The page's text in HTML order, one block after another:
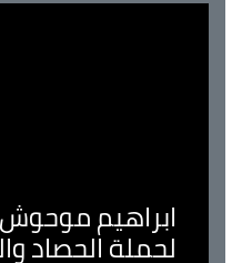
ابراهيم
لحملة الحصاد